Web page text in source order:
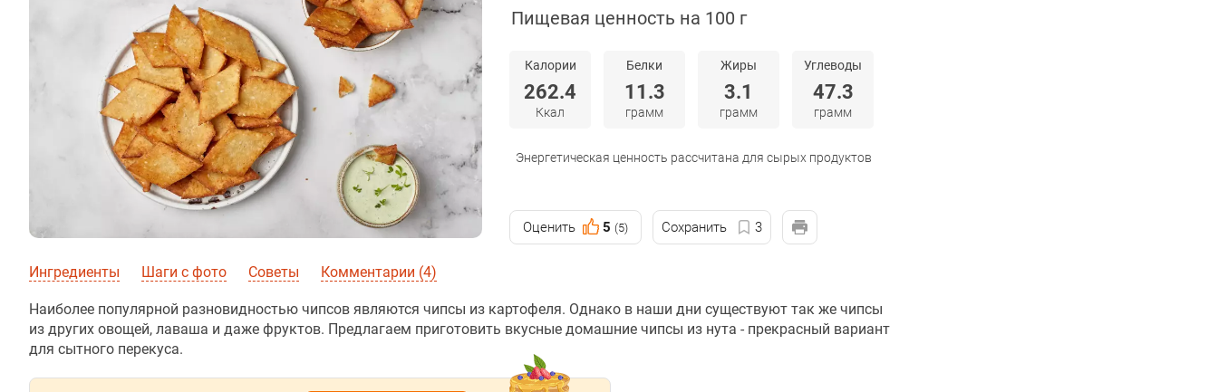
Пищевая ценность на 100 г
Калории
262.4
Ккал
Белки
11.3
грамм
Жиры
3.1
грамм
Углеводы
47.3
грамм
Энергетическая ценность рассчитана для сырых продуктов
Оценить 5 (5) Сохранить 3
Ингредиенты Шаги с фото Советы Комментарии (4)
Наиболее популярной разновидностью чипсов являются чипсы из картофеля. Однако в наши дни существуют так же чипсы
из других овощей, лаваша и даже фруктов. Предлагаем приготовить вкусные домашние чипсы из нута - прекрасный вариант
для сытного перекуса.